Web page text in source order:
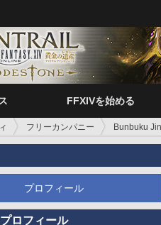
FFXIVを始める
フリーカンパニー Bunbuku
プロフィール
ロフィール